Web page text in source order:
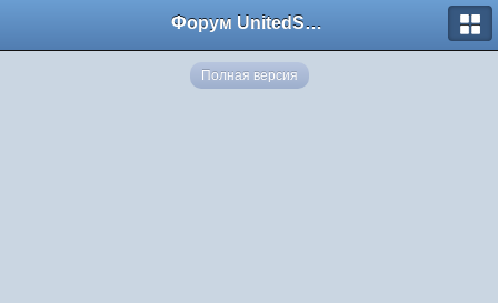
Форум UnitedSouth
Полная версия